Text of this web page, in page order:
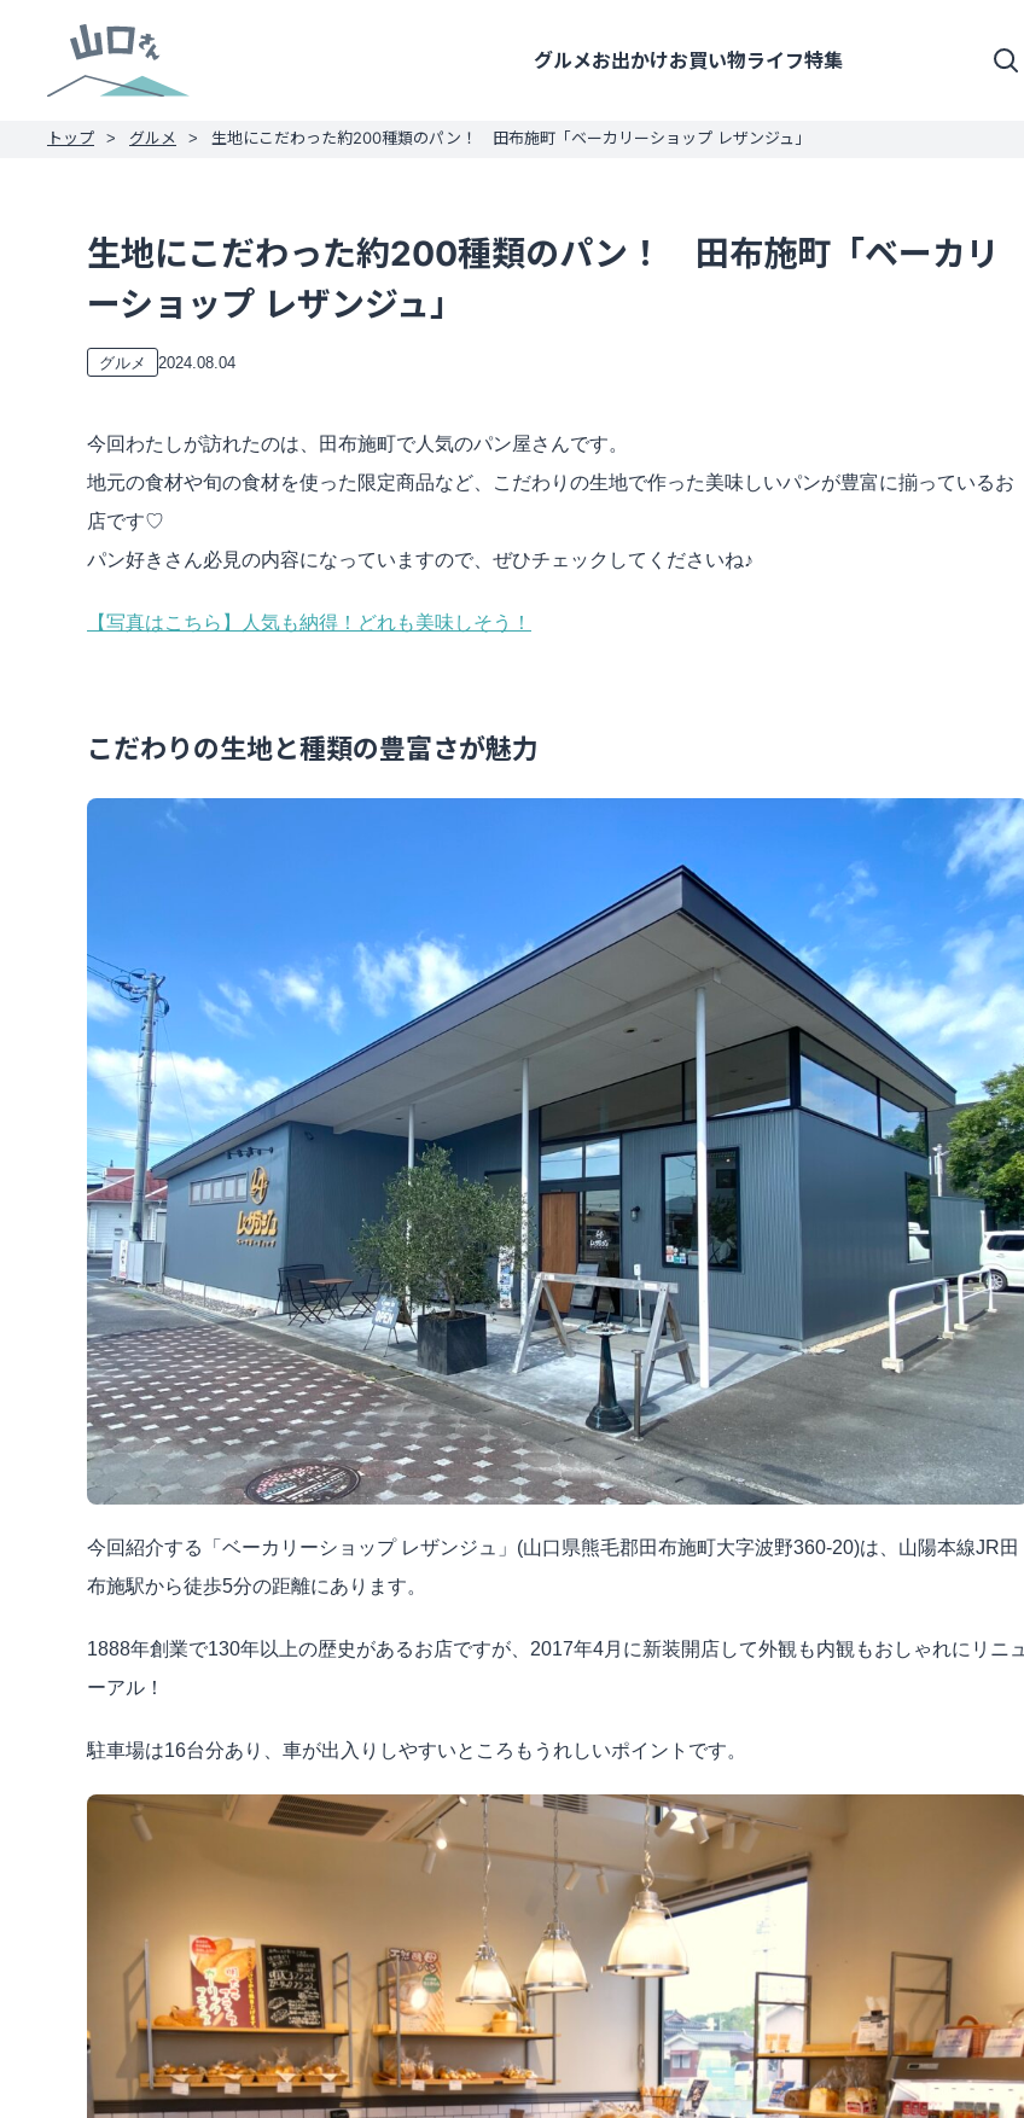
グルメお出かけお買い物ライフ特集
トップ グルメ 生地にこだわった約200種類のパン！ 田布施町「ベーカリーショップ レザンジュ」
生地にこだわった約200種類のパン！ 田布施町「ベーカリ
ーショップ レザンジュ」
グルメ 2024.08.04
今回わたしが訪れたのは、田布施町で人気のパン屋さんです。
地元の食材や旬の食材を使った限定商品など、こだわりの生地で作った美味しいパンが豊富に揃っているお
店です♡
パン好きさん必見の内容になっていますので、ぜひチェックしてくださいね♪
【写真はこちら】人気も納得！どれも美味しそう！
こだわりの生地と種類の豊富さが魅力
今回紹介する「ベーカリーショップ レザンジュ」(山口県熊毛郡田布施町大字波野360-20)は、山陽本線JR田
布施駅から徒歩5分の距離にあります。
1888年創業で130年以上の歴史があるお店ですが、2017年4月に新装開店して外観も内観もおしゃれにリニュ
ーアル！
駐車場は16台分あり、車が出入りしやすいところもうれしいポイントです。